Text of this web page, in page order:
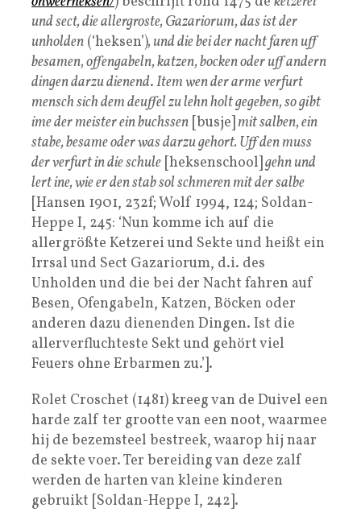
und sect, die allergroste, Gazariorum, das ist der
unholden (‘heksen’), und die bei der nacht faren uff
besamen, offengabeln, katzen, bocken oder uff andern
dingen darzu dienend.Item wen der arme verfurt
mensch sich dem deuffel zu lehn holt gegeben, so gibt
ime der meister ein buchssen [busje] mit salben, ein
stabe, besame oder was darzu gehort. Uff den muss
der verfurt in die schule [heksenschool] gehn und
lert ine, wie er den stab sol schmeren mit der salbe
[Hansen 1901, 232f; Wolf 1994, 124; Soldan-
Heppe I, 245: ‘Nun komme ich auf die
allergrößte Ketzerei und Sekte und heißt ein
Irrsal und Sect Gazariorum, d.i. des
Unholden und die bei der Nacht fahren auf
Besen, Ofengabeln, Katzen, Böcken oder
anderen dazu dienenden Dingen. Ist die
allerverfluchteste Sekt und gehört viel
Feuers ohne Erbarmen zu.’].
Rolet Croschet (1481) kreeg van de Duivel een
harde zalf ter grootte van een noot, waarmee
hij de bezemsteel bestreek, waarop hij naar
de sekte voer. Ter bereiding van deze zalf
werden de harten van kleine kinderen
gebruikt [Soldan-Heppe I, 242].